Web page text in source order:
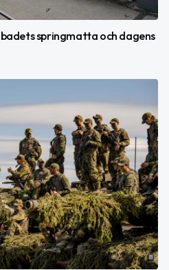
springmatta och dagens